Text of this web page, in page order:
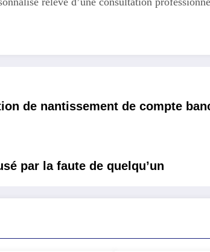
de nantissement de compte
par la faute de quelqu’un